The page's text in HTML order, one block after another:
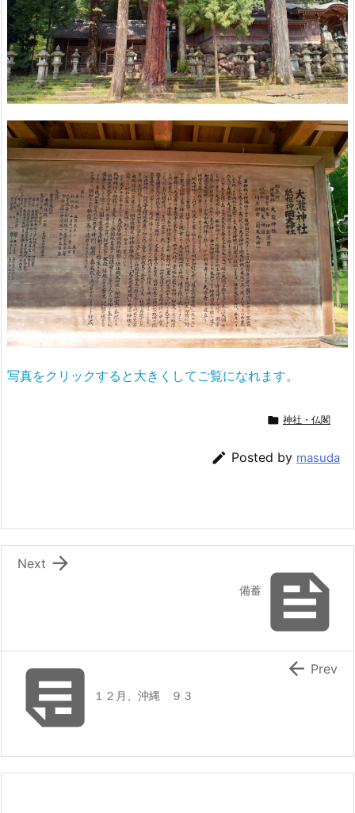
写真をクリックすると大きくしてご覧になれます。
 神社・仏閣
 Posted by masuda

備蓄

Next
 １２月、沖縄 ９３
 Prev